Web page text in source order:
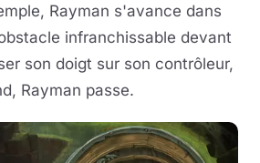
Rayman s'avance dans
infranchissable devant
son doigt sur son contrôleur,
Rayman passe.